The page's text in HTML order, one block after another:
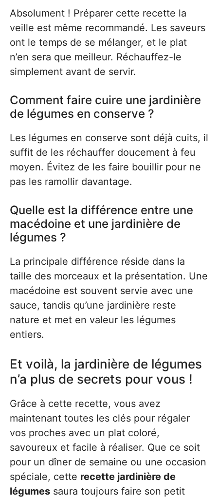
Absolument ! Préparer cette recette la
veille est même recommandé. Les saveurs
ont le temps de se mélanger, et le plat
n’en sera que meilleur. Réchauffez-le
simplement avant de servir.
Comment faire cuire une jardinière
de légumes en conserve ?
Les légumes en conserve sont déjà cuits, il
suffit de les réchauffer doucement à feu
moyen. Évitez de les faire bouillir pour ne
pas les ramollir davantage.
Quelle est la différence entre une
macédoine et une jardinière de
légumes ?
La principale différence réside dans la
taille des morceaux et la présentation. Une
macédoine est souvent servie avec une
sauce, tandis qu’une jardinière reste
nature et met en valeur les légumes
entiers.
Et voilà, la jardinière de légumes
n’a plus de secrets pour vous !
Grâce à cette recette, vous avez
maintenant toutes les clés pour régaler
vos proches avec un plat coloré,
savoureux et facile à réaliser. Que ce soit
pour un dîner de semaine ou une occasion
spéciale, cette recette jardinière de
légumes saura toujours faire son petit